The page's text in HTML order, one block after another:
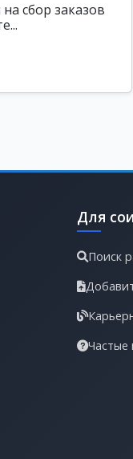
сбор заказов
Для
Поиск
Частые